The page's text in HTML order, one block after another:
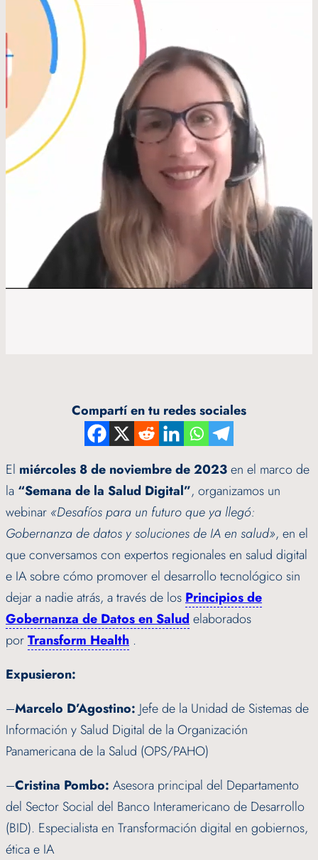
Compartí en tu redes sociales
El miércoles 8 de noviembre de 2023en el marco de
la “Semana de la Salud Digital”, organizamos un
webinar «Desafíos para un futuro que ya llegó:
Gobernanza de datos y soluciones de IA en salud», en el
que conversamos con expertos regionales en salud digital
e IA sobre cómo promover el desarrollo tecnológico sin
dejar a nadie atrás, a través de los Principios de
Gobernanza de Datos en Salud elaborados
porTransform Health .
Expusieron:
–Marcelo D’Agostino: Jefe de la Unidad de Sistemas de
Información y Salud Digital de la Organización
Panamericana de la Salud (OPS/PAHO)
–Cristina Pombo: Asesora principal del Departamento
del Sector Social del Banco Interamericano de Desarrollo
(BID). Especialista en Transformación digital en gobiernos,
ética e IA